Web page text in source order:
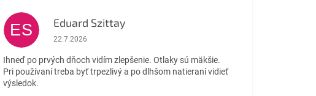
ES Eduard Szittay
Hodnotenie obchodu je 5 z 5 hviezdičiek.
22.7.2026
Ihneď po prvých dňoch vidím zlepšenie. Otlaky sú mäkšie.
Pri používaní treba byť trpezlivý a po dlhšom natieraní vidieť
výsledok.